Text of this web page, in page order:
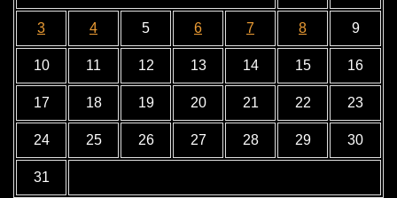
3 4 5 6 7 8 9
10 11 12 13 14 15 16
17 18 19 20 21 22 23
24 25 26 27 28 29 30
31